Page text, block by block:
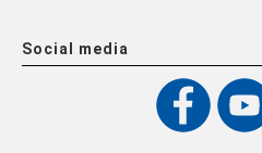
Social media